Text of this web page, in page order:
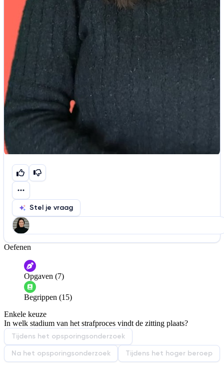
Stel je vraag
Help ons de video te verbeteren
De audio is slecht
Informatie is onjuist
De docent is te langdradig
De uitleg gaat te langzaam
Afspelen werkte niet
Iets anders
Oefenen
Opgaven (7)
Begrippen (15)
Enkele keuze
In welk stadium van het strafproces vindt de zitting plaats?
Tijdens het opsporingsonderzoek
Na het opsporingsonderzoek
Tijdens het hoger beroep